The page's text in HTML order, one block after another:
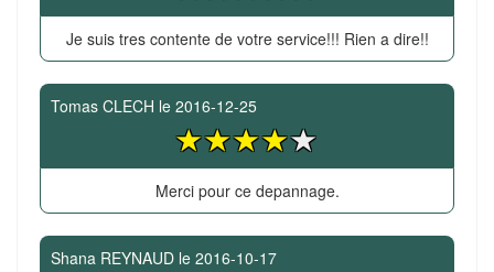
Je suis tres contente de votre service!!! Rien a dire!!
Tomas CLECH le 2016-12-25
Merci pour ce depannage.
Shana REYNAUD le 2016-10-17